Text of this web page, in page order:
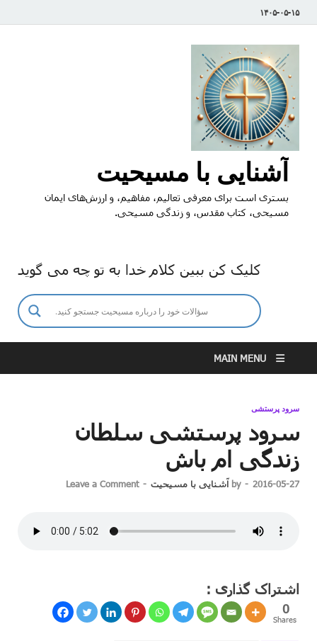
۱۴۰۵-۰۵-۱۵
آشنایی با مسیحیت
بستری است برای معرفی تعالیم، مفاهیم، و ارزش‌های ایمان
مسیحی، کتاب مقدس، و زندگی مسیحی.
کلیک کن ببین کلام خدا به تو چه می گوید
MAIN MENU
سرود پرستشی
سرود پرستشی سلطان
زندگی ام باش
2016-05-27
-
by آشنایی با مسیحیت -
Leave a Comment
اشتراک گذاری :
0
Shares